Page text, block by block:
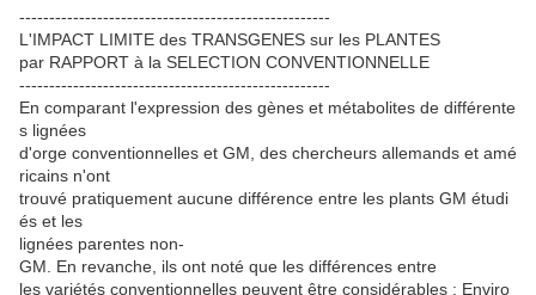
----------------------------------------------------
L'IMPACT LIMITE des TRANSGENES sur les PLANTES
par RAPPORT à la SELECTION CONVENTIONNELLE
----------------------------------------------------
En comparant l'expression des gènes et métabolites de différente
s lignées
d'orge conventionnelles et GM, des chercheurs allemands et amé
ricains n'ont
trouvé pratiquement aucune différence entre les plants GM étudi
és et les
lignées parentes non-
GM. En revanche, ils ont noté que les différences entre
les variétés conventionnelles peuvent être considérables : Enviro